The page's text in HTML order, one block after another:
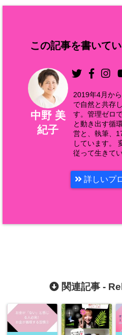
この記事を書いて
中野 美
紀子
2019年4月か
で自然と共存
す。管理ゼロ
と動き出す循
営と、執筆、
しています。
従って生きて
詳しいプ
関連記事 -